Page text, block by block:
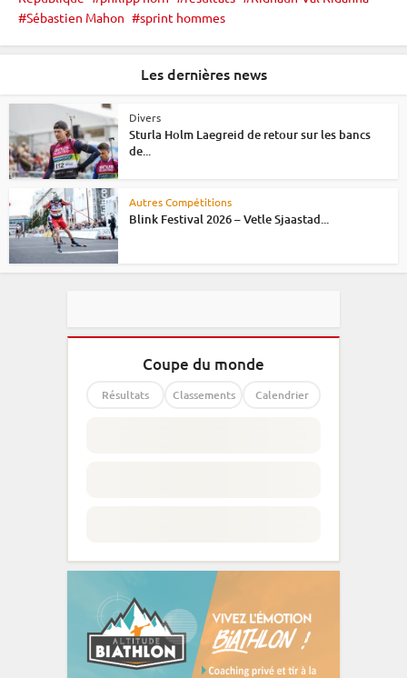
Sébastien Mahon
sprint hommes
Les dernières news
Divers
Sturla Holm Laegreid de retour sur les bancs
de...
Autres Compétitions
Blink Festival 2026 – Vetle Sjaastad...
Coupe du monde
Résultats Classements Calendrier